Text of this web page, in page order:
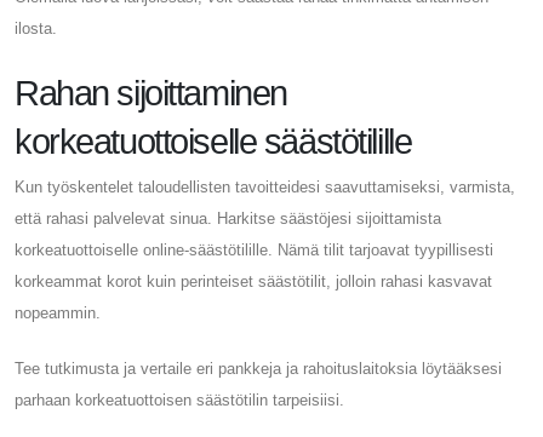
ilosta.
Rahan sijoittaminen
korkeatuottoiselle säästötilille
Kun työskentelet taloudellisten tavoitteidesi saavuttamiseksi, varmista,
että rahasi palvelevat sinua. Harkitse säästöjesi sijoittamista
korkeatuottoiselle online-säästötilille. Nämä tilit tarjoavat tyypillisesti
korkeammat korot kuin perinteiset säästötilit, jolloin rahasi kasvavat
nopeammin.
Tee tutkimusta ja vertaile eri pankkeja ja rahoituslaitoksia löytääksesi
parhaan korkeatuottoisen säästötilin tarpeisiisi.